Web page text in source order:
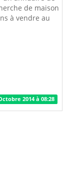
de maison
à vendre au
2014 à 08:28